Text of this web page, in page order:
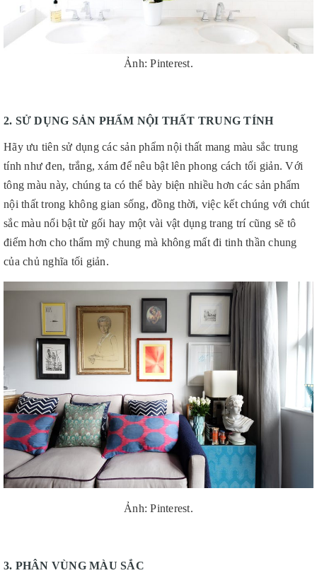
Ảnh: Pinterest.
2. SỬ DỤNG SẢN PHẨM NỘI THẤT TRUNG TÍNH
Hãy ưu tiên sử dụng các sản phẩm nội thất mang màu sắc trung
tính như đen, trắng, xám để nêu bật lên phong cách tối giản. Với
tông màu này, chúng ta có thể bày biện nhiều hơn các sản phẩm
nội thất trong không gian sống, đồng thời, việc kết chúng với chút
sắc màu nổi bật từ gối hay một vài vật dụng trang trí cũng sẽ tô
điểm hơn cho thẩm mỹ chung mà không mất đi tinh thần chung
của chủ nghĩa tối giản.
Ảnh: Pinterest.
3. PHÂN VÙNG MÀU SẮC